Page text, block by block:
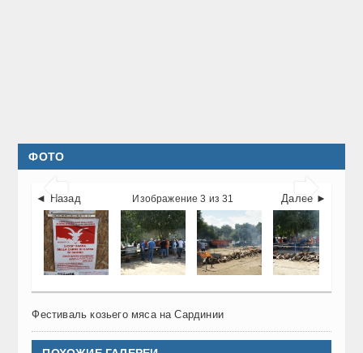
ФОТО
 
◄ Назад Далее ►
Изображение 3 из 31
Фестиваль козьего мяса на Сардинии